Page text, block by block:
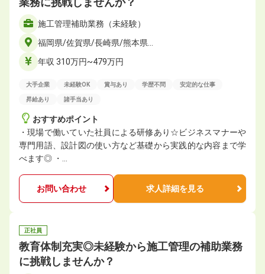
施工管理補助業務（未経験）
福岡県/佐賀県/長崎県/熊本県…
年収 310万円~479万円
大手企業 未経験OK 賞与あり 学歴不問 安定的な仕事
昇給あり 諸手当あり
おすすめポイント
・現場で働いていた社員による研修あり☆ビジネスマナーや
専門用語、設計図の使い方など基礎から実践的な内容まで学
べます◎ ・…
お問い合わせ 求人詳細を見る
正社員
教育体制充実◎未経験から施工管理の補助業務
に挑戦しませんか？